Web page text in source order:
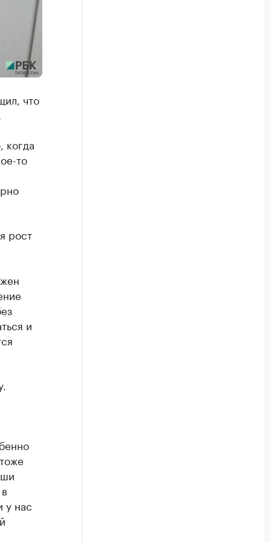
что
когда
то
рост
и
у нас